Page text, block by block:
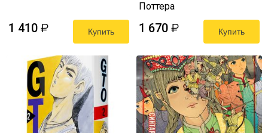
1 410 ₽ Купить
Поттера
1 670 ₽ Купить